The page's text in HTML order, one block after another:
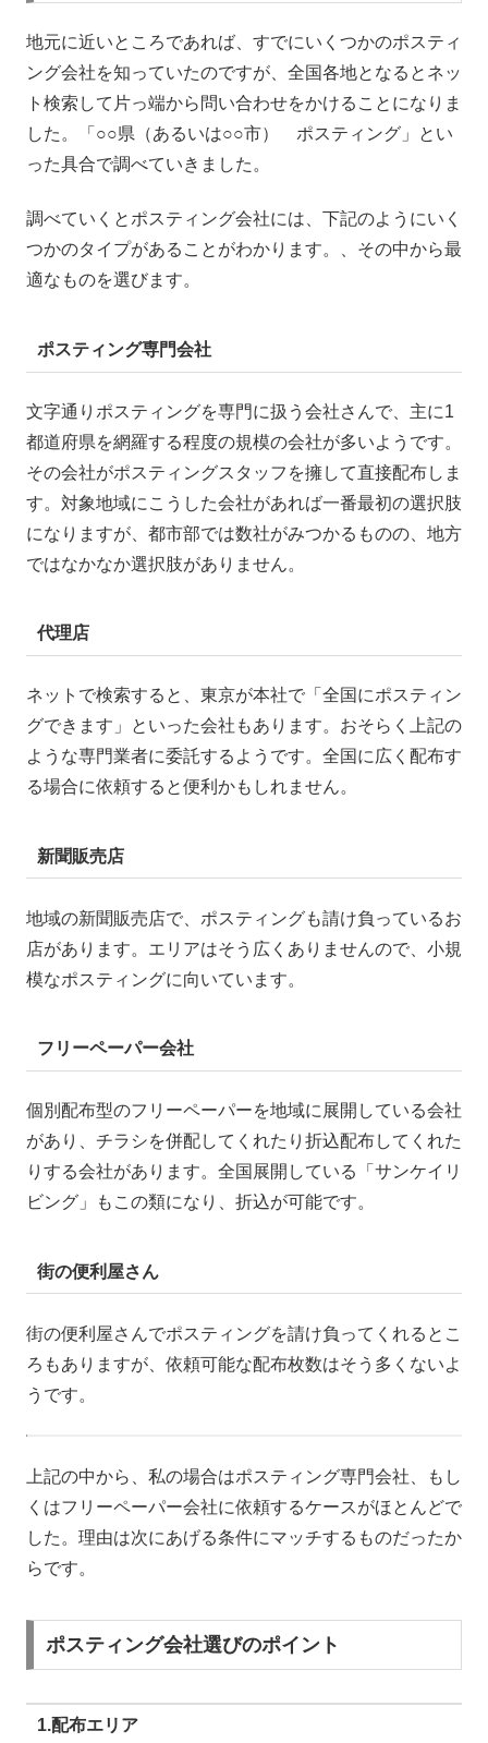
地元に近いところであれば、すでにいくつかのポスティ
ング会社を知っていたのですが、全国各地となるとネッ
ト検索して片っ端から問い合わせをかけることになりま
した。「○○県（あるいは○○市） ポスティング」とい
った具合で調べていきました。
調べていくとポスティング会社には、下記のようにいく
つかのタイプがあることがわかります。、その中から最
適なものを選びます。
ポスティング専門会社
文字通りポスティングを専門に扱う会社さんで、主に1
都道府県を網羅する程度の規模の会社が多いようです。
その会社がポスティングスタッフを擁して直接配布しま
す。対象地域にこうした会社があれば一番最初の選択肢
になりますが、都市部では数社がみつかるものの、地方
ではなかなか選択肢がありません。
代理店
ネットで検索すると、東京が本社で「全国にポスティン
グできます」といった会社もあります。おそらく上記の
ような専門業者に委託するようです。全国に広く配布す
る場合に依頼すると便利かもしれません。
新聞販売店
地域の新聞販売店で、ポスティングも請け負っているお
店があります。エリアはそう広くありませんので、小規
模なポスティングに向いています。
フリーペーパー会社
個別配布型のフリーペーパーを地域に展開している会社
があり、チラシを併配してくれたり折込配布してくれた
りする会社があります。全国展開している「サンケイリ
ビング」もこの類になり、折込が可能です。
街の便利屋さん
街の便利屋さんでポスティングを請け負ってくれるとこ
ろもありますが、依頼可能な配布枚数はそう多くないよ
うです。
上記の中から、私の場合はポスティング専門会社、もし
くはフリーペーパー会社に依頼するケースがほとんどで
した。理由は次にあげる条件にマッチするものだったか
らです。
ポスティング会社選びのポイント
1.配布エリア